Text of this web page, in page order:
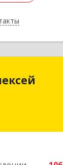
Алексей
- Алания